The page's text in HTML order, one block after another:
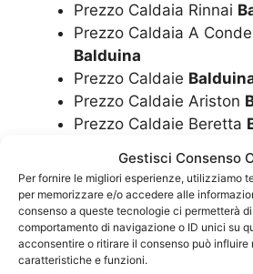
Gestisci Consenso
Per fornire le migliori esperienze, utilizziamo
per memorizzare e/o accedere alle
consenso a queste tecnologie ci permetterà
comportamento di navigazione o ID unici su
acconsentire o ritirare il consenso può
caratteristiche e funzioni.
Prezzo Caldaia Rinnai
Prezzo Caldaia A
Balduina
Prezzo Caldaie
Prezzo Caldaie Ariston
Prezzo Caldaie Beretta
Prezzo Caldaie Ferroli
Prezzo Caldaie
Prezzo Caldaie Junkers
Prezzo Caldaie Riello
Prezzo Caldaie Rinnai